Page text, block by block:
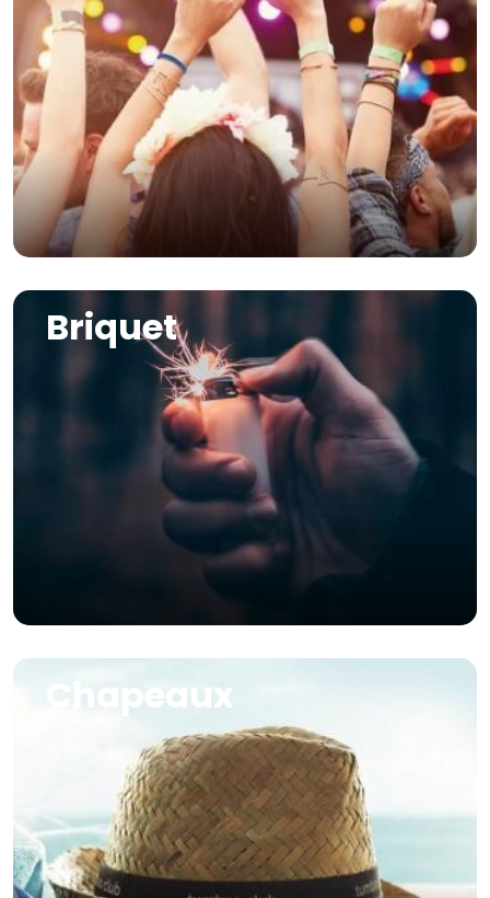
Briquet
Image
Chapeaux
Image